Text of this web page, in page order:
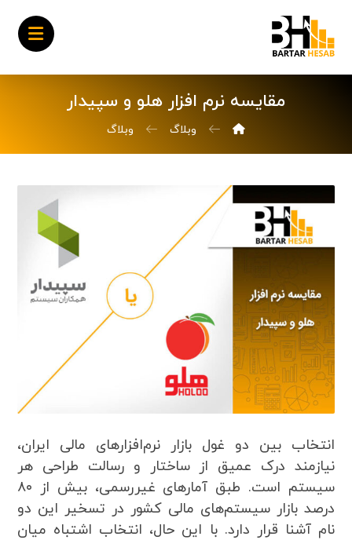
مقایسه نرم افزار هلو و سپیدار
وبلاگ وبلاگ
انتخاب بین دو غول بازار نرم‌افزارهای مالی ایران،
نیازمند درک عمیق از ساختار و رسالت طراحی هر
سیستم است. طبق آمارهای غیررسمی، بیش از ۸۰
درصد بازار سیستم‌های مالی کشور در تسخیر این دو
نام آشنا قرار دارد. با این حال، انتخاب اشتباه میان